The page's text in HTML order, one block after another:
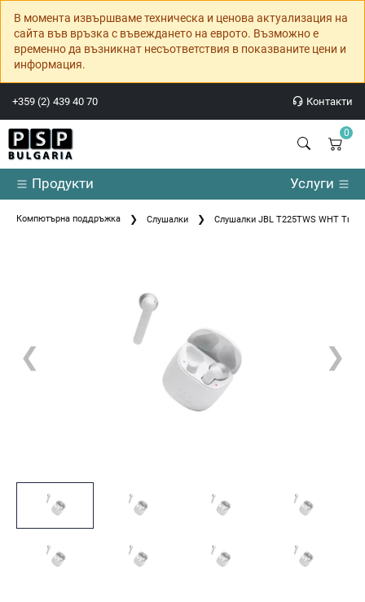
В момента извършваме техническа и ценова актуализация на
сайта във връзка с въвеждането на еврото. Възможно е
временно да възникнат несъответствия в показваните цени и
информация.
+359 (2) 439 40 70 Контакти
0
Продукти Услуги
Компютърна поддръжка Слушалки Слушалки JBL T225TWS WHT True
❮ ❯